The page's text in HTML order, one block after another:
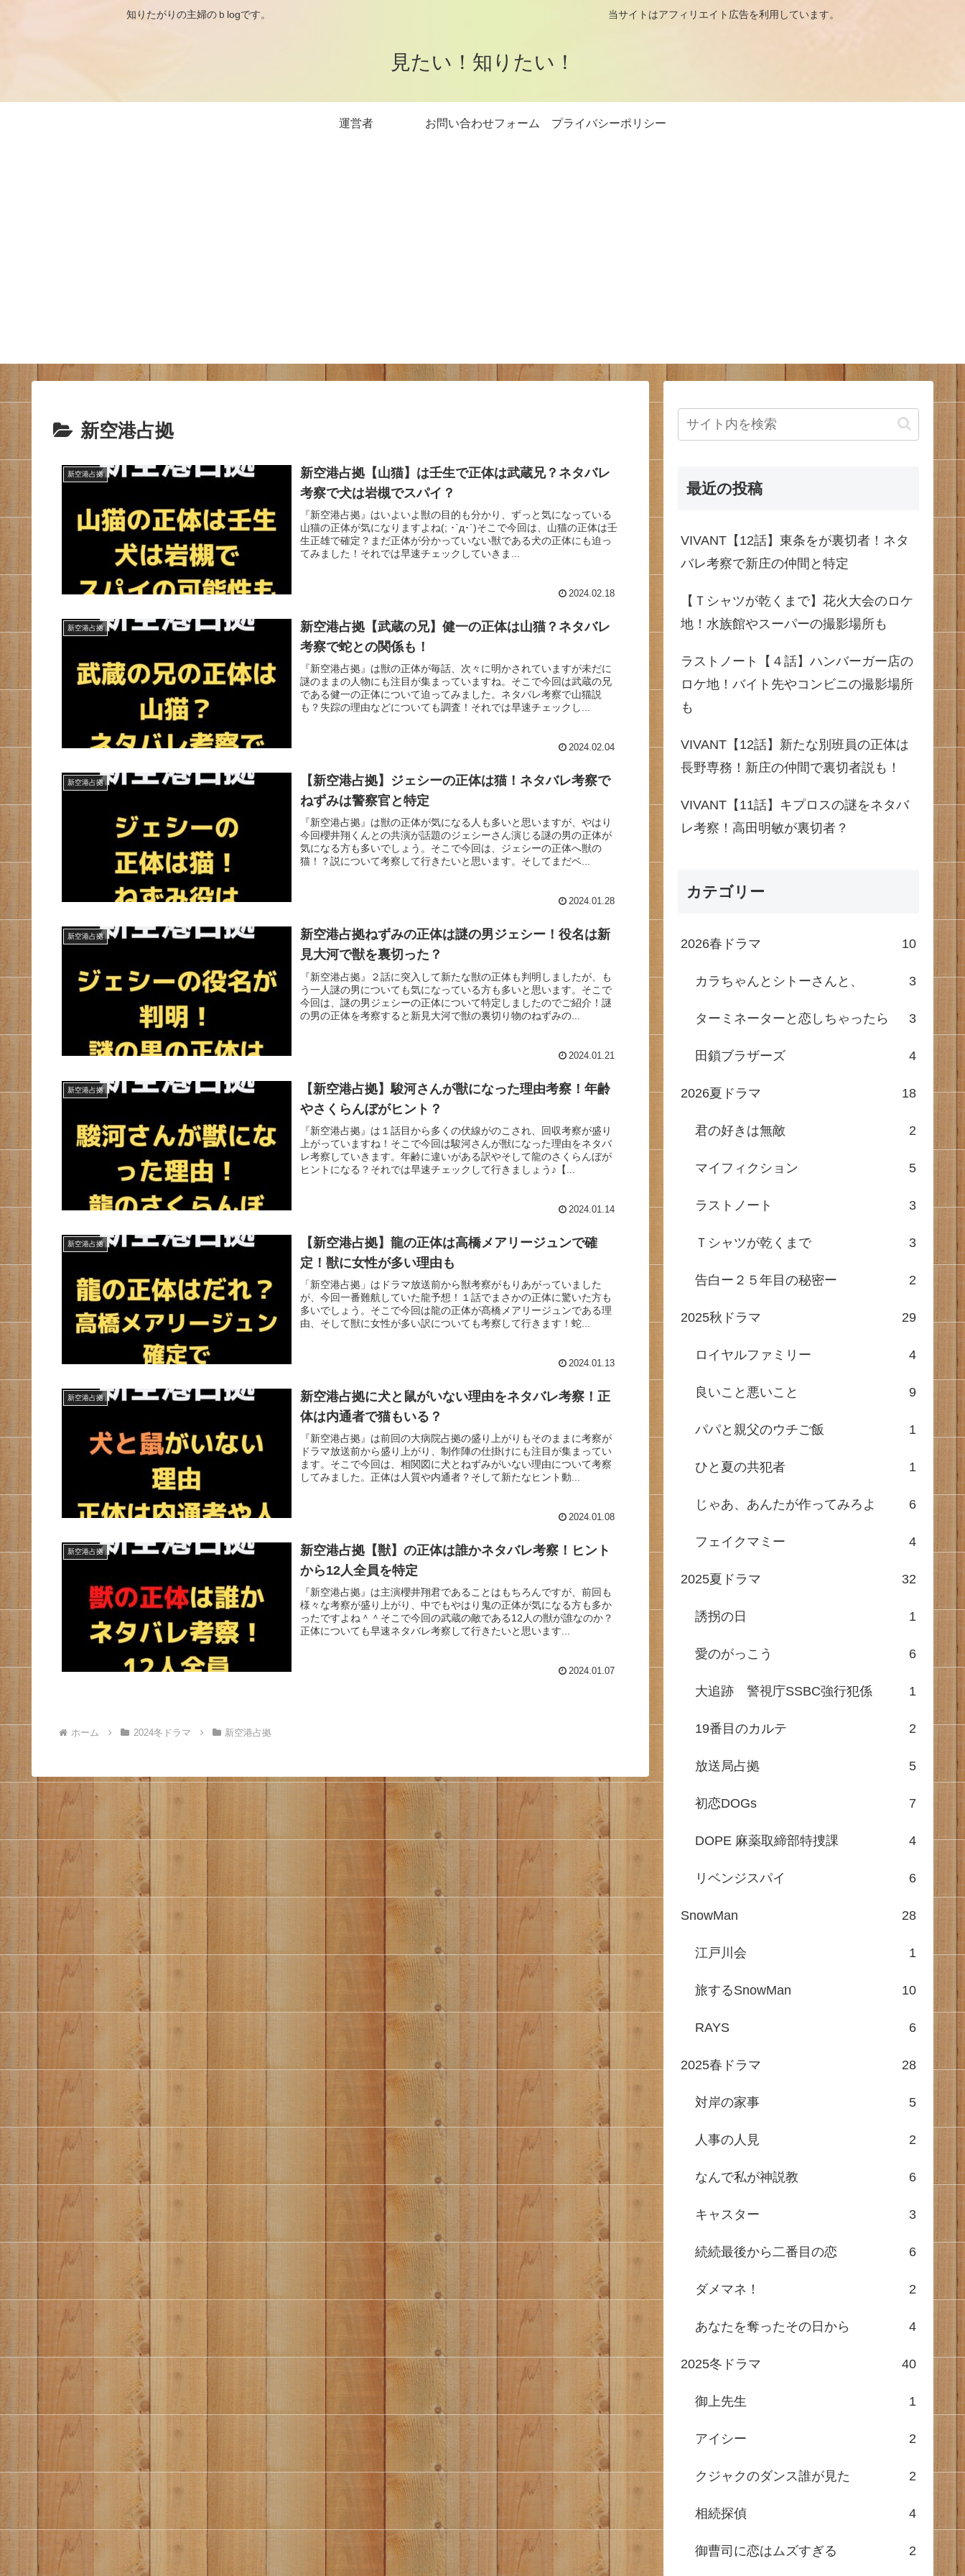
知りたがりの主婦のｂlogです。 当サイトはアフィリエイト広告を利用しています。
見たい！知りたい！
運営者 お問い合わせフォーム プライバシーポリシー
新空港占拠
新空港占拠
新空港占拠【山猫】は壬生で正体は武蔵兄？ネタバレ
考察で犬は岩槻でスパイ？
『新空港占拠』はいよいよ獣の目的も分かり、ずっと気になっている
山猫の正体が気になりますよね(; ･`д･´)そこで今回は、山猫の正体は壬
生正雄で確定？まだ正体が分かっていない獣である犬の正体にも迫っ
てみました！それでは早速チェックしていきま...
2024.02.18
新空港占拠
新空港占拠【武蔵の兄】健一の正体は山猫？ネタバレ
考察で蛇との関係も！
『新空港占拠』は獣の正体が毎話、次々に明かされていますが未だに
謎のままの人物にも注目が集まっていますね。そこで今回は武蔵の兄
である健一の正体について迫ってみました。ネタバレ考察で山猫説
も？失踪の理由などについても調査！それでは早速チェックし...
2024.02.04
新空港占拠
【新空港占拠】ジェシーの正体は猫！ネタバレ考察で
ねずみは警察官と特定
『新空港占拠』は獣の正体が気になる人も多いと思いますが、やはり
今回櫻井翔くんとの共演が話題のジェシーさん演じる謎の男の正体が
気になる方も多いでしょう。そこで今回は、ジェシーの正体へ獣の
猫！？説について考察して行きたいと思います。そしてまだベ...
2024.01.28
新空港占拠
新空港占拠ねずみの正体は謎の男ジェシー！役名は新
見大河で獣を裏切った？
『新空港占拠』２話に突入して新たな獣の正体も判明しましたが、も
う一人謎の男についても気になっている方も多いと思います。そこで
今回は、謎の男ジェシーの正体について特定しましたのでご紹介！謎
の男の正体を考察すると新見大河で獣の裏切り物のねずみの...
2024.01.21
新空港占拠
【新空港占拠】駿河さんが獣になった理由考察！年齢
やさくらんぼがヒント？
『新空港占拠』は１話目から多くの伏線がのこされ、回収考察が盛り
上がっていますね！そこで今回は駿河さんが獣になった理由をネタバ
レ考察していきます。年齢に違いがある訳やそして龍のさくらんぼが
ヒントになる？それでは早速チェックして行きましょう♪【...
2024.01.14
新空港占拠
【新空港占拠】龍の正体は高橋メアリージュンで確
定！獣に女性が多い理由も
「新空港占拠」はドラマ放送前から獣考察がもりあがっていました
が、今回一番難航していた龍予想！１話でまさかの正体に驚いた方も
多いでしょう。そこで今回は龍の正体が髙橋メアリージュンである理
由、そして獣に女性が多い訳についても考察して行きます！蛇...
2024.01.13
新空港占拠
新空港占拠に犬と鼠がいない理由をネタバレ考察！正
体は内通者で猫もいる？
『新空港占拠』は前回の大病院占拠の盛り上がりもそのままに考察が
ドラマ放送前から盛り上がり、制作陣の仕掛けにも注目が集まってい
ます。そこで今回は、相関図に犬とねずみがいない理由について考察
してみました。正体は人質や内通者？そして新たなヒント動...
2024.01.08
新空港占拠
新空港占拠【獣】の正体は誰かネタバレ考察！ヒント
から12人全員を特定
『新空港占拠』は主演櫻井翔君であることはもちろんですが、前回も
様々な考察が盛り上がり、中でもやはり鬼の正体が気になる方も多か
ったですよね＾＾そこで今回の武蔵の敵である12人の獣が誰なのか？
正体についても早速ネタバレ考察して行きたいと思います...
2024.01.07
ホーム 2024冬ドラマ 新空港占拠
最近の投稿
VIVANT【12話】東条をが裏切者！ネタ
バレ考察で新庄の仲間と特定
【Ｔシャツが乾くまで】花火大会のロケ
地！水族館やスーパーの撮影場所も
ラストノート【４話】ハンバーガー店の
ロケ地！バイト先やコンビニの撮影場所
も
VIVANT【12話】新たな別班員の正体は
長野専務！新庄の仲間で裏切者説も！
VIVANT【11話】キプロスの謎をネタバ
レ考察！高田明敏が裏切者？
カテゴリー
2026春ドラマ 10
カラちゃんとシトーさんと、 3
ターミネーターと恋しちゃったら 3
田鎖ブラザーズ 4
2026夏ドラマ 18
君の好きは無敵 2
マイフィクション 5
ラストノート 3
Ｔシャツが乾くまで 3
告白ー２５年目の秘密ー 2
2025秋ドラマ 29
ロイヤルファミリー 4
良いこと悪いこと 9
パパと親父のウチご飯 1
ひと夏の共犯者 1
じゃあ、あんたが作ってみろよ 6
フェイクマミー 4
2025夏ドラマ 32
誘拐の日 1
愛のがっこう 6
大追跡 警視庁SSBC強行犯係 1
19番目のカルテ 2
放送局占拠 5
初恋DOGs 7
DOPE 麻薬取締部特捜課 4
リベンジスパイ 6
SnowMan 28
江戸川会 1
旅するSnowMan 10
RAYS 6
2025春ドラマ 28
対岸の家事 5
人事の人見 2
なんで私が神説教 6
キャスター 3
続続最後から二番目の恋 6
ダメマネ！ 2
あなたを奪ったその日から 4
2025冬ドラマ 40
御上先生 1
アイシー 2
クジャクのダンス誰が見た 2
相続探偵 4
御曹司に恋はムズすぎる 2